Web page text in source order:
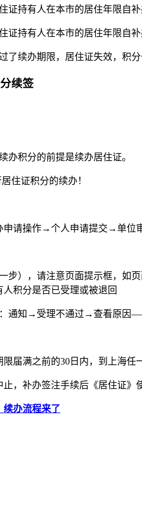
证持有人在本市的居住年限自
证持有人在本市的居住年限自
了续办期限，居住证失效，积分
续签
办积分的前提是续办居住证。
住证积分的续办！
申请操作→个人申请提交→单位
步），请注意页面提示框，如
积分是否已受理或被退回
通知→受理不通过→查看原因
届满之前的30日内，到上海
，补办签注手续后《居住证》
续办流程来了